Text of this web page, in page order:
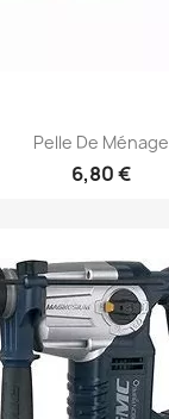
Pelle De Ménage
6,80 €